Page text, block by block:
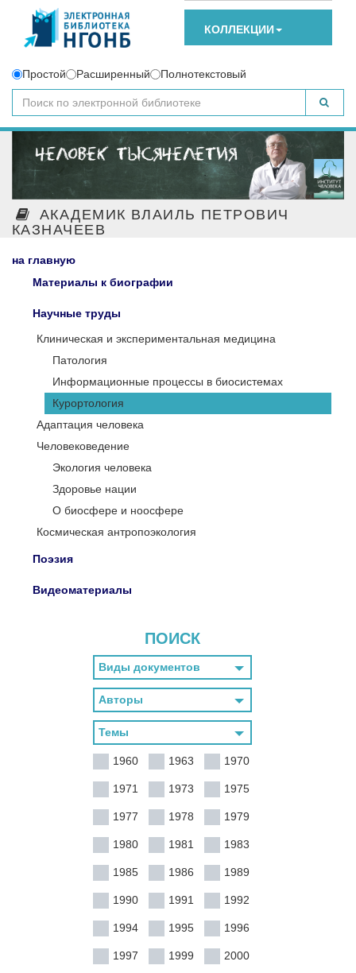
КОЛЛЕКЦИИ
Простой Расширенный Полнотекстовый
АКАДЕМИК ВЛАИЛЬ ПЕТРОВИЧ
КАЗНАЧЕЕВ
на главную
Материалы к биографии
Научные труды
Клиническая и экспериментальная медицина
Патология
Информационные процессы в биосистемах
Курортология
Адаптация человека
Человековедение
Экология человека
Здоровье нации
О биосфере и ноосфере
Космическая антропоэкология
Поэзия
Видеоматериалы
ПОИСК
1960 1963 1970
1971 1973 1975
1977 1978 1979
1980 1981 1983
1985 1986 1989
1990 1991 1992
1994 1995 1996
1997 1999 2000